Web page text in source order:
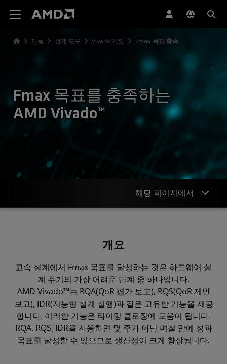
제품 설계 도구 Vivado 개요 Fmax 목표 충족
Fmax 목표를 충족하는
AMD Vivado™
해당 페이지에서
RQS(QoR 제안 보고)
지능형 설계 실행
리소스
개요
고속 설계에서 Fmax 목표를 달성하는 것은 하드웨어 설
계 주기의 가장 어려운 단계 중 하나입니다.
AMD Vivado™는 RQA(QoR 평가 보고), RQS(QoR 제안
보고), IDR(지능형 설계 실행)과 같은 고유한 기능을 제공
합니다. 이러한 기능은 타이밍 클로징에 도움이 됩니다.
RQA, RQS, IDR을 사용하면 몇 주가 아닌 며칠 만에 성과
목표를 달성할 수 있으므로 생산성이 크게 향상됩니다.